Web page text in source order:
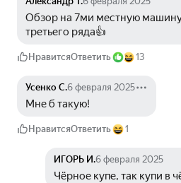
Обзор на 7ми местную
третьего ряда👍
НравитсяОтветить 13
Усенко С.6 февраля 2025
Мне б такую!
НравитсяОтветить 1
ИГОРЬ И.6 февраля 2025
Чёрное купе, так купи в